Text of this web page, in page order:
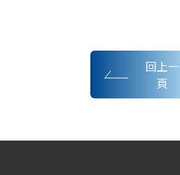
回上一
頁